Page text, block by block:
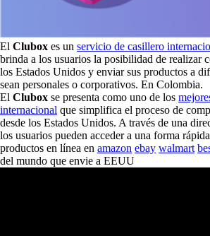
El Clubox es un servicio de casillero
brinda a los usuarios la posibilidad de realizar
los Estados Unidos y enviar sus productos a
sean personales o corporativos. En Colombia.
El Clubox se presenta como uno de los
internacional que simplifica el proceso de
desde los Estados Unidos. A través de una
los usuarios pueden acceder a una forma
productos en línea en amazon ebay walmart
del mundo que envie a EEUU